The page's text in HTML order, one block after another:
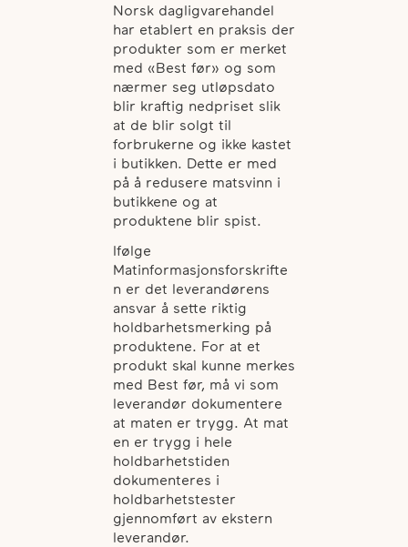
Norsk dagligvarehandel
har etablert en praksis der
produkter som er merket
med «Best før» og som
nærmer seg utløpsdato
blir kraftig nedpriset slik
at de blir solgt til
forbrukerne og ikke kastet
i butikken. Dette er med
på å redusere matsvinn i
butikkene og at
produktene blir spist.
Ifølge
Matinformasjonsforskrifte
n er det leverandørens
ansvar å sette riktig
holdbarhetsmerking på
produktene. For at et
produkt skal kunne merkes
med Best før, må vi som
leverandør dokumentere
at maten er trygg. At mat
en er trygg i hele
holdbarhetstiden
dokumenteres i
holdbarhetstester
gjennomført av ekstern
leverandør.